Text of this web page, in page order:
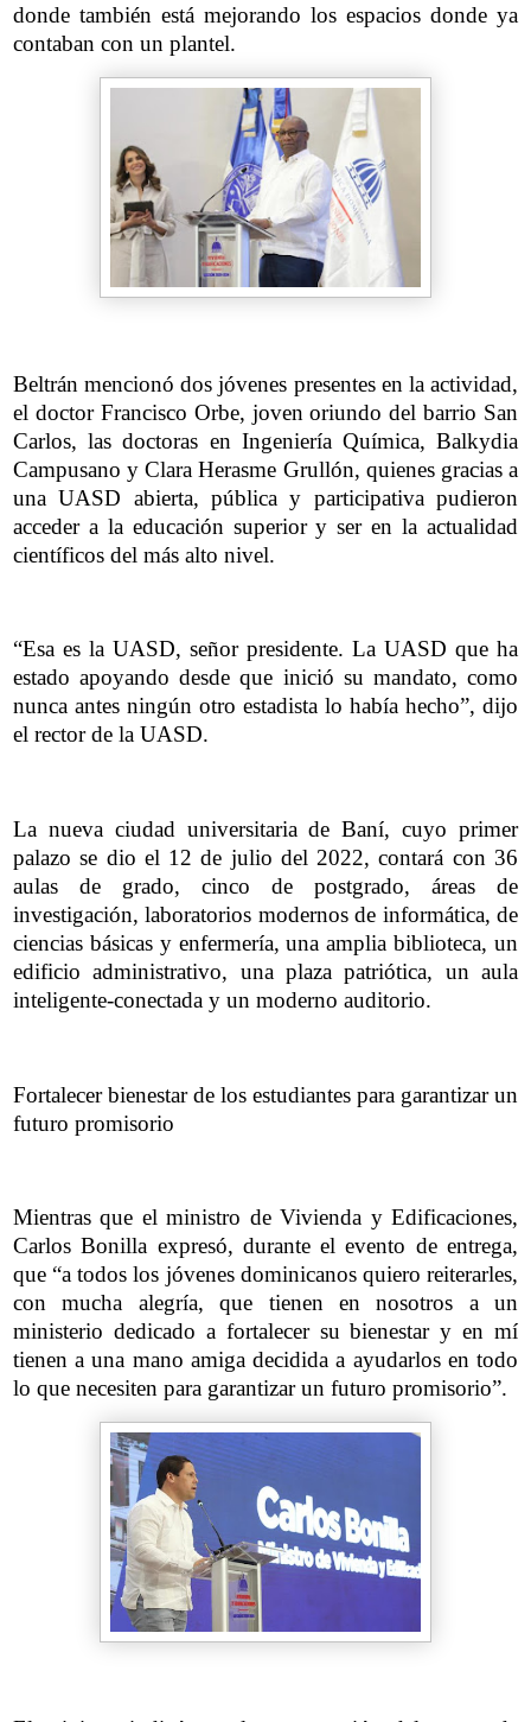
donde también está mejorando los espacios donde ya
contaban con un plantel.
Beltrán mencionó dos jóvenes presentes en la actividad,
el doctor Francisco Orbe, joven oriundo del barrio San
Carlos, las doctoras en Ingeniería Química, Balkydia
Campusano y Clara Herasme Grullón, quienes gracias a
una UASD abierta, pública y participativa pudieron
acceder a la educación superior y ser en la actualidad
científicos del más alto nivel.
“Esa es la UASD, señor presidente. La UASD que ha
estado apoyando desde que inició su mandato, como
nunca antes ningún otro estadista lo había hecho”, dijo
el rector de la UASD.
La nueva ciudad universitaria de Baní, cuyo primer
palazo se dio el 12 de julio del 2022, contará con 36
aulas de grado, cinco de postgrado, áreas de
investigación, laboratorios modernos de informática, de
ciencias básicas y enfermería, una amplia biblioteca, un
edificio administrativo, una plaza patriótica, un aula
inteligente-conectada y un moderno auditorio.
Fortalecer bienestar de los estudiantes para garantizar un
futuro promisorio
Mientras que el ministro de Vivienda y Edificaciones,
Carlos Bonilla expresó, durante el evento de entrega,
que “a todos los jóvenes dominicanos quiero reiterarles,
con mucha alegría, que tienen en nosotros a un
ministerio dedicado a fortalecer su bienestar y en mí
tienen a una mano amiga decidida a ayudarlos en todo
lo que necesiten para garantizar un futuro promisorio”.